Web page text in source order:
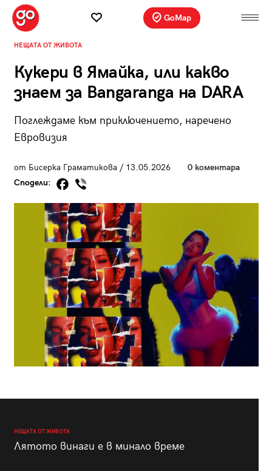
GoMap
НЕЩАТА ОТ ЖИВОТА
Кукери в Ямайка, или какво
знаем за Bangaranga на DARA
Поглеждаме към приключението, наречено
Евровизия
от Бисерка Граматикова / 13.05.2026
0 коментара
Сподели:
НЕЩАТА ОТ ЖИВОТА
Лятото винаги е в минало време